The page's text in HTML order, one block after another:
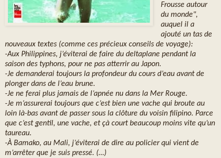
Frousse autour
du monde",
auquel il a
ajouté un tas de
nouveaux textes (comme ces précieux conseils de voyage):
-Aux Philippines, j’éviterai de faire du deltaplane pendant la
saison des typhons, pour ne pas atterrir au Japon.
-Je demanderai toujours la profondeur du cours d’eau avant de
plonger dans de l’eau brune.
-Je ne ferai plus jamais de l’apnée nu dans la Mer Rouge.
-Je m’assurerai toujours que c’est bien une vache qui broute au
loin là-bas avant de passer sous la clôture du voisin filipino. Parce
que c’est gentil, une vache, et çà court beaucoup moins vite qu’un
taureau.
-À Bamako, au Mali, j’éviterai de dire au policier qui vient de
m’arrêter que je suis pressé. (…)